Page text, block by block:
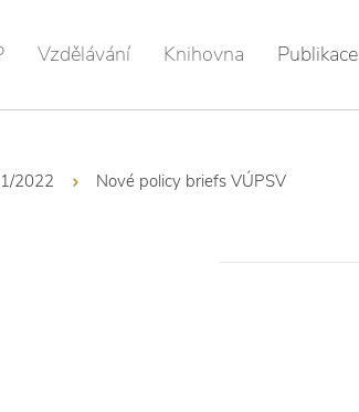
Vzdělávání Knihovna Publikace
2022 Nové policy briefs VÚPSV